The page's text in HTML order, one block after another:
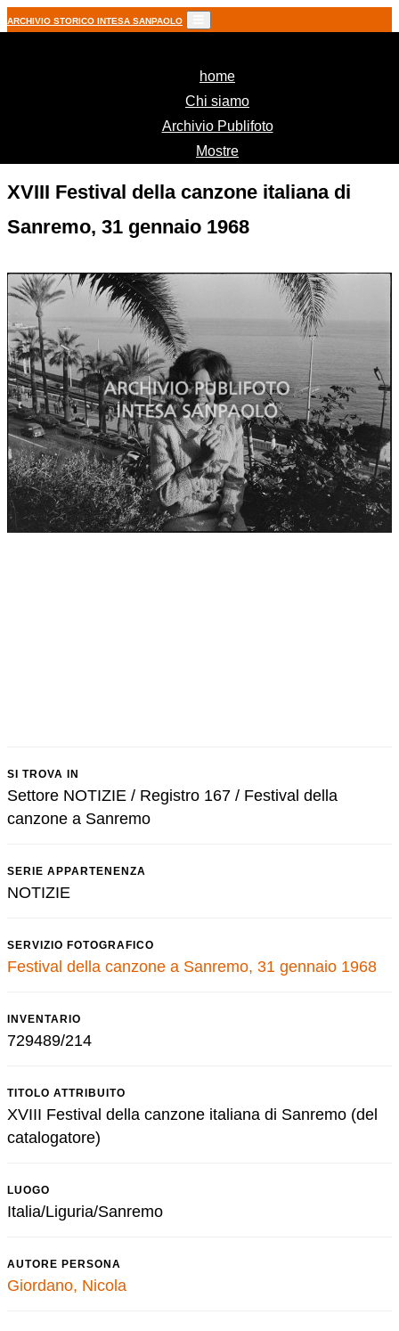
ARCHIVIO STORICO INTESA SANPAOLO
home(current)
Chi siamo
Archivio Publifoto
Mostre
XVIII Festival della canzone italiana di
Sanremo, 31 gennaio 1968
SI TROVA IN
Settore NOTIZIE / Registro 167 / Festival della
canzone a Sanremo
SERIE APPARTENENZA
NOTIZIE
SERVIZIO FOTOGRAFICO
Festival della canzone a Sanremo, 31 gennaio 1968
INVENTARIO
729489/214
TITOLO ATTRIBUITO
XVIII Festival della canzone italiana di Sanremo (del
catalogatore)
LUOGO
Italia/Liguria/Sanremo
AUTORE PERSONA
Giordano, Nicola